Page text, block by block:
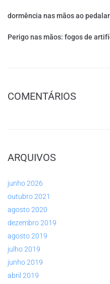
dormência nas mãos ao
Perigo nas mãos: fogos de
COMENTÁRIOS
ARQUIVOS
junho 2026
outubro 2021
agosto 2020
dezembro 2019
agosto 2019
julho 2019
junho 2019
abril 2019